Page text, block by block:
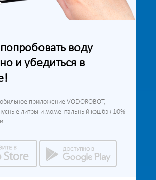
воду
и убедиться в
приложение VODOROBOT,
литры и моментальный кэшбэк 10%